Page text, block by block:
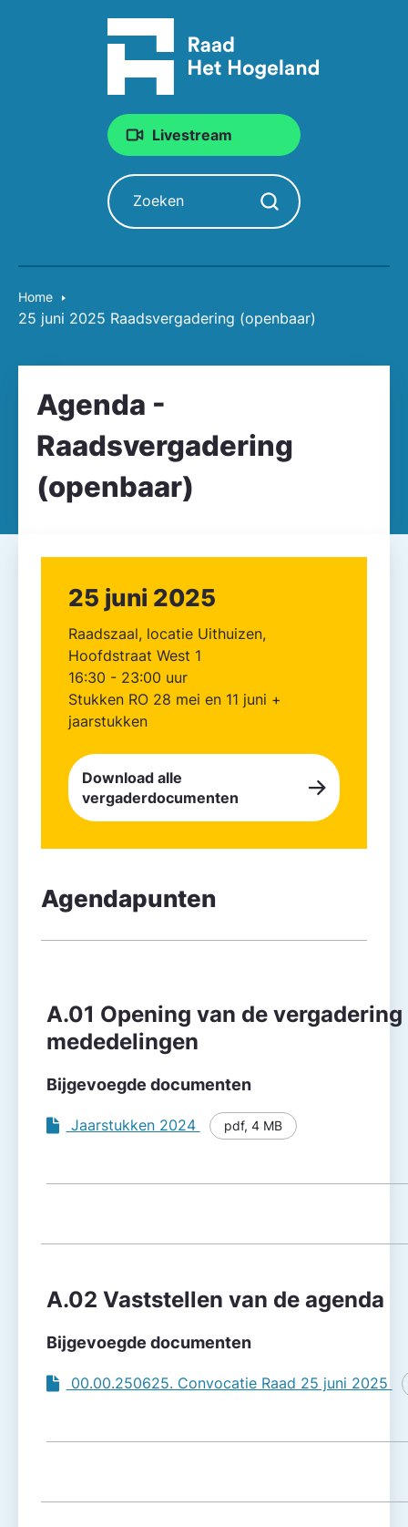
Livestream
Zoeken
Zoekopdracht starten
Home
25 juni 2025 Raadsvergadering (openbaar)
Agenda -
Raadsvergadering
(openbaar)
25 juni 2025
Raadszaal, locatie Uithuizen,
Hoofdstraat West 1
16:30 - 23:00 uur
Stukken RO 28 mei en 11 juni +
jaarstukken
Download alle
vergaderdocumenten
Agendapunten
A.01 Opening van de vergadering
mededelingen
Bijgevoegde documenten
Jaarstukken 2024 pdf, 4 MB
A.02 Vaststellen van de agenda
Bijgevoegde documenten
00.00.250625. Convocatie Raad 25 juni 2025